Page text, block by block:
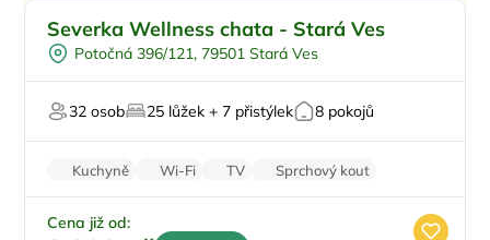
Vířivka
Sauna
U lyžařského střediska
Severka Wellness chata - Stará Ves
Potočná 396/121, 79501 Stará Ves
32 osob 25 lůžek + 7 přistýlek 8 pokojů
Kuchyně Wi-Fi TV
Sprchový kout
Zvířata povolena
Cena již od: